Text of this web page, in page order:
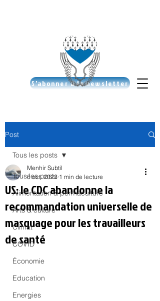
S'abonner à la newsletter
Post
Tous les posts
Alimentation & permaculture
Arts & culture
Climat
COVID
Économie
Education
Energies
Tous les posts
US: le CDC abandonne la
recommandation universelle de
masquage pour les travailleurs
de santé
Menhir Subtil
6 oct. 2022 1 min de lecture